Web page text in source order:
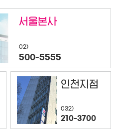
서울본사
02)
500-5555
인천지점
032)
210-3700